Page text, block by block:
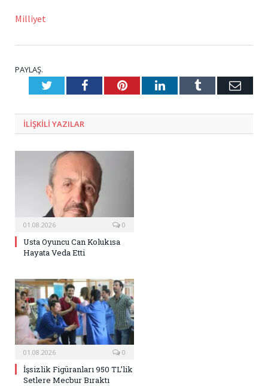
Milliyet
PAYLAŞ.
TwitterFacebookPinterestLinkedInTumblr E-
ILIŞKILI YAZILAR
01.08.2026 0
Usta Oyuncu Can Kolukısa
Hayata Veda Etti
01.08.2026 0
İşsizlik Figüranları 950 TL’lik
Setlere Mecbur Bıraktı